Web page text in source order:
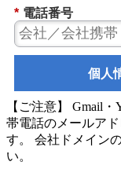
* 電話番号
個人
【ご注意】 Gmail
帯電話のメールア
す。 会社ドメイン
い。